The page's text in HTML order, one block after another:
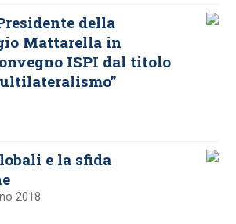
della
Mattarella in
ISPI dal titolo
e la sfida
2018